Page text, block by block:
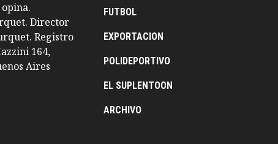
Director
Registro
164,
Aires
FUTBOL
EXPORTACION
POLIDEPORTIVO
EL SUPLENTOON
ARCHIVO